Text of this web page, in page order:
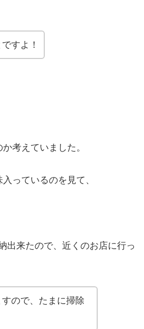
すよ！
考えていました。
っているのを見て、
出来たので、近くのお店に行っ
ので、たまに掃除